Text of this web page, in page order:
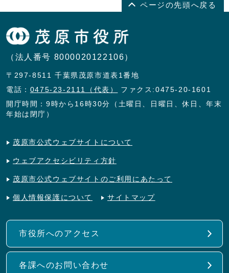
ページの先頭へ戻る
（法人番号 8000020122106）
〒297-8511 千葉県茂原市道表1番地
電話： 0475-23-2111（代表）
ファクス:0475-20-1601
開庁時間：9時から16時30分（土曜日、日曜日、休日、年末
年始は閉庁）
茂原市公式ウェブサイトについて
ウェブアクセシビリティ方針
茂原市公式ウェブサイトのご利用にあたって
個人情報保護について サイトマップ
市役所へのアクセス
各課へのお問い合わせ